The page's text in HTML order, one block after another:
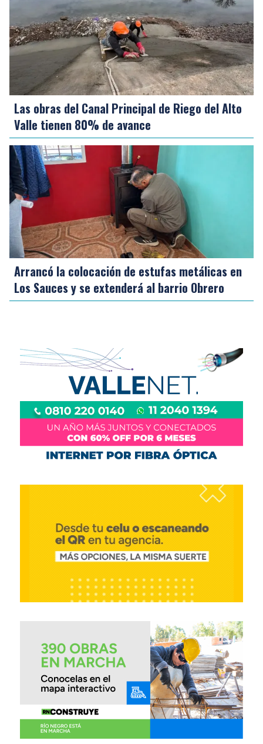
Las obras del Canal Principal de Riego del Alto
Valle tienen 80% de avance
Arrancó la colocación de estufas metálicas en
Los Sauces y se extenderá al barrio Obrero